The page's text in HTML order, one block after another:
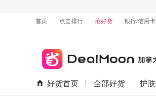
首页
点击排行 抢好货 银行/信用卡
好货首页 全部好货 护肤